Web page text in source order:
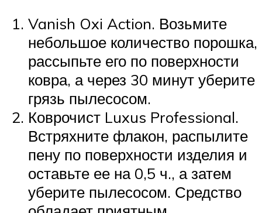
Vanish Oxi Action. Возьмите
небольшое количество порошка,
рассыпьте его по поверхности
ковра, а через 30 минут уберите
грязь пылесосом.
Коврочист Luxus Professional.
Встряхните флакон, распылите
пену по поверхности изделия и
оставьте ее на 0,5 ч., а затем
уберите пылесосом. Средство